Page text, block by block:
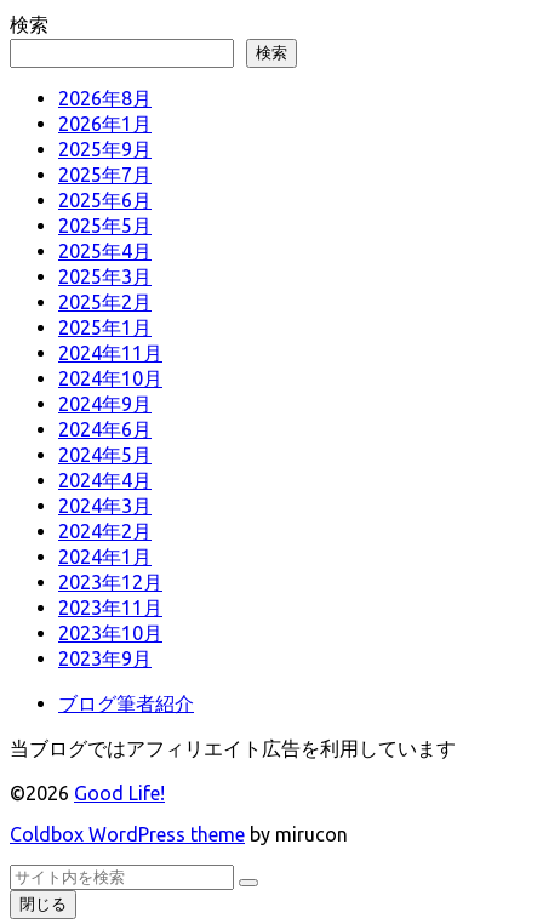
検索
検索
2026年8月
2026年1月
2025年9月
2025年7月
2025年6月
2025年5月
2025年4月
2025年3月
2025年2月
2025年1月
2024年11月
2024年10月
2024年9月
2024年6月
2024年5月
2024年4月
2024年3月
2024年2月
2024年1月
2023年12月
2023年11月
2023年10月
2023年9月
ブログ筆者紹介
当ブログではアフィリエイト広告を利用しています
©2026 Good Life!
Coldbox WordPress theme by mirucon
ト
ッ
検
索
検
閉じる